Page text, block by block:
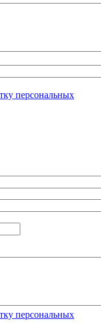
персональных
персональных